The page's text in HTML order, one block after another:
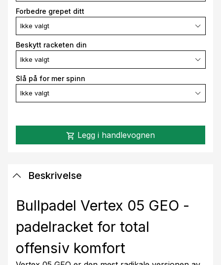
Forbedre grepet ditt
Ikke valgt
Beskytt racketen din
Ikke valgt
Slå på for mer spinn
Ikke valgt
shopping_cart Legg i handlevognen
Beskrivelse
Bullpadel Vertex 05 GEO -
padelracket for total
offensiv komfort